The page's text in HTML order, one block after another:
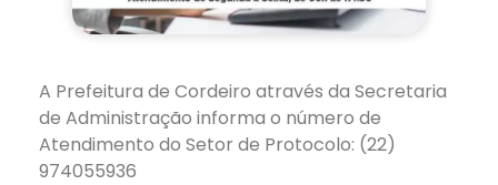
A Prefeitura de Cordeiro através da Secretaria
de Administração informa o número de
Atendimento do Setor de Protocolo: (22)
974055936